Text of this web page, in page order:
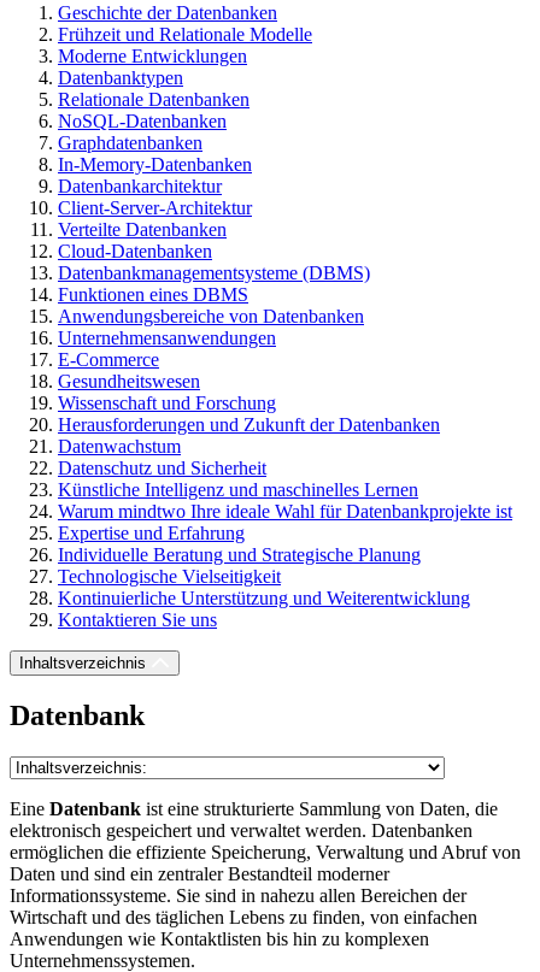
Geschichte der Datenbanken
Frühzeit und Relationale Modelle
Moderne Entwicklungen
Datenbanktypen
Relationale Datenbanken
NoSQL-Datenbanken
Graphdatenbanken
In-Memory-Datenbanken
Datenbankarchitektur
Client-Server-Architektur
Verteilte Datenbanken
Cloud-Datenbanken
Datenbankmanagementsysteme (DBMS)
Funktionen eines DBMS
Anwendungsbereiche von Datenbanken
Unternehmensanwendungen
E-Commerce
Gesundheitswesen
Wissenschaft und Forschung
Herausforderungen und Zukunft der Datenbanken
Datenwachstum
Datenschutz und Sicherheit
Künstliche Intelligenz und maschinelles Lernen
Warum mindtwo Ihre ideale Wahl für Datenbankprojekte ist
Expertise und Erfahrung
Individuelle Beratung und Strategische Planung
Technologische Vielseitigkeit
Kontinuierliche Unterstützung und Weiterentwicklung
Kontaktieren Sie uns
Inhaltsverzeichnis
Datenbank
Eine Datenbank ist eine strukturierte Sammlung von Daten, die
elektronisch gespeichert und verwaltet werden. Datenbanken
ermöglichen die effiziente Speicherung, Verwaltung und Abruf von
Daten und sind ein zentraler Bestandteil moderner
Informationssysteme. Sie sind in nahezu allen Bereichen der
Wirtschaft und des täglichen Lebens zu finden, von einfachen
Anwendungen wie Kontaktlisten bis hin zu komplexen
Unternehmenssystemen.